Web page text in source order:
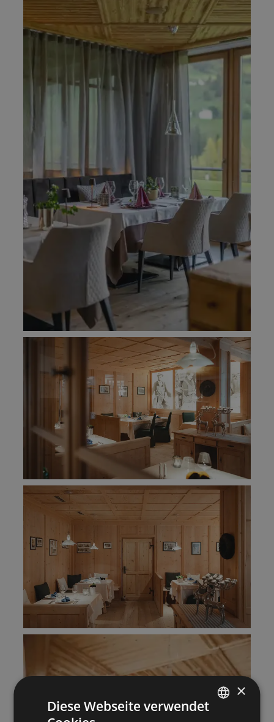
×
Diese Webseite verwendet